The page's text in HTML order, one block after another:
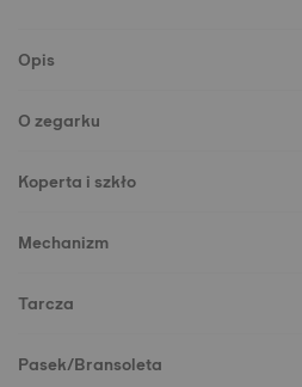
Opis
O zegarku
Koperta i szkło
Mechanizm
Tarcza
Pasek/Bransoleta